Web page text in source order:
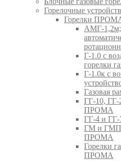
Горелочные
Горелки
АМГ-
Г-1.0 с
горелки
Г-1.0к с
Газовая
ГГ-10, ГГ-
ПРОМА
ГГ-4 и
ГМ и ГМП-
ПРОМА
Горелки
ПРОМА